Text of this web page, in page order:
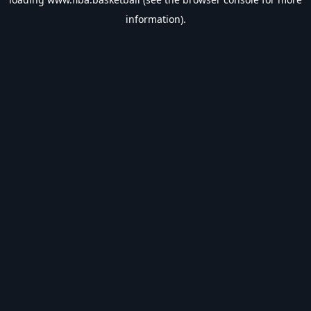
information).